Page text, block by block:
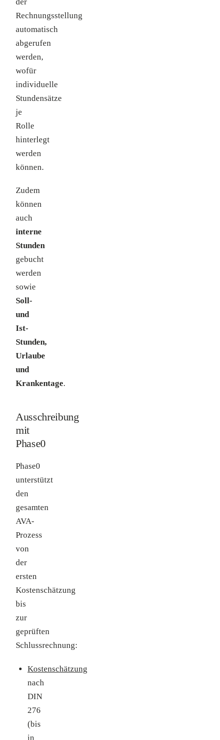
Rechnungsstellung
automatisch
abgerufen
werden,
wofür
individuelle
Stundensätze
je
Rolle
hinterlegt
werden
können.
Zudem
können
auch
interne
Stunden
gebucht
werden
sowie
Soll-
und
Ist-
Stunden,
Urlaube
und
Krankentage.
Ausschreibung
mit
Phase0
Phase0
unterstützt
den
gesamten
AVA-
Prozess
von
der
ersten
Kostenschätzung
bis
zur
geprüften
Schlussrechnung:
Kostenschätzung
nach
DIN
276
(bis
in